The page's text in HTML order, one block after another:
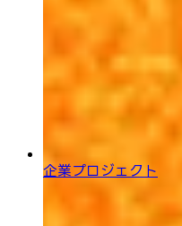
企業プロジェクト